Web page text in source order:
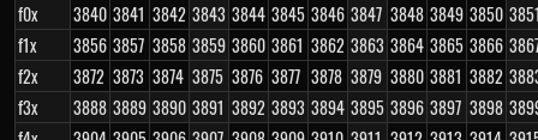
f0x
3840 3841 3842 3843 3844 3845 3846 3847 3848 3849 3850
f1x
3856 3857 3858 3859 3860 3861 3862 3863 3864 3865 3866
f2x
3872 3873 3874 3875 3876 3877 3878 3879 3880 3881 3882
f3x
3888 3889 3890 3891 3892 3893 3894 3895 3896 3897 3898